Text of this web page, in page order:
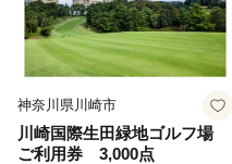
神奈川県川崎市
川崎国際生田緑地ゴルフ場
ご利用券 3,000点